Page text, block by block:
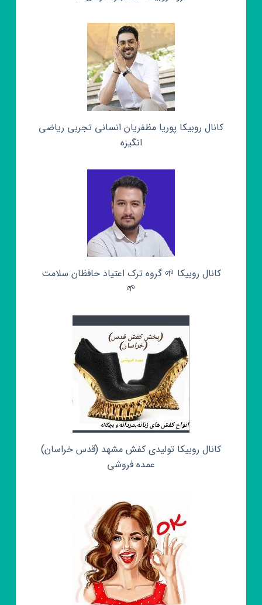
کانال روبیکا پوریا مظفریان انسانی تجربی ریاضی
انگیزه
کانال روبیکا 🌱 گروه ترک اعتیاد حافظان سلامت
🌱
کانال روبیکا تولیدی کفش مشهد (قدس خراسان)
عمده فروشی